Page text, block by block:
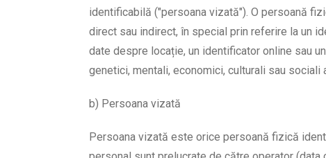
identificabilă ("persoana vizată"). O persoană
direct sau indirect, în special prin referire la un
date despre locație, un identificator online sau
genetici, mentali, economici, culturali sau sociali
b) Persoana vizată
Persoana vizată este orice persoană fizică